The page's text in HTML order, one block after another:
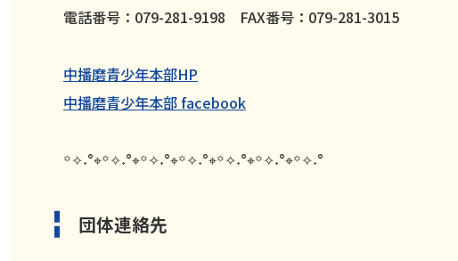
電話番号：079-281-9198 FAX番号：079-281-3015
中播磨青少年本部HP
中播磨青少年本部 facebook
꙳✧˖°⌖꙳✧˖°⌖꙳✧˖°⌖꙳✧˖°⌖꙳✧˖°⌖꙳✧˖°⌖꙳✧˖°
団体連絡先